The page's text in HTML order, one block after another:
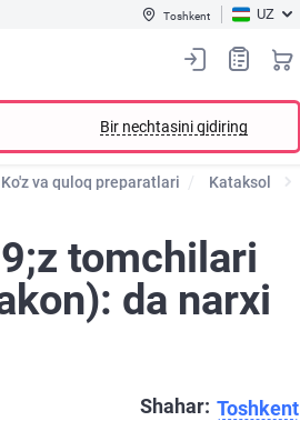
Toshkent UZ
Bir nechtasini qidiring
Ko'z va quloq preparatlari Kataksol
tomchilari
da narxi
Shahar: Toshkent